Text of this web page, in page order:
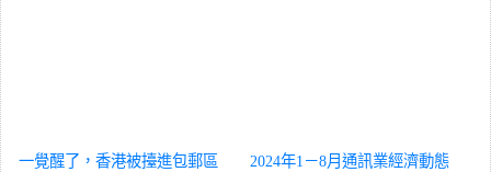
一覺醒了，香港被擡進包郵區
2024年1－8月通訊業經濟動態